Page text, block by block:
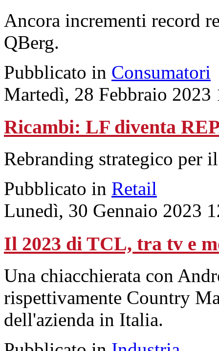
Ancora incrementi record
QBerg.
Pubblicato in Consumatori
Martedì, 28 Febbraio 2023
Ricambi: LF diventa
Rebranding strategico per
Pubblicato in Retail
Lunedì, 30 Gennaio 2023
Il 2023 di TCL, tra tv e
Una chiacchierata con
rispettivamente Country
dell'azienda in Italia.